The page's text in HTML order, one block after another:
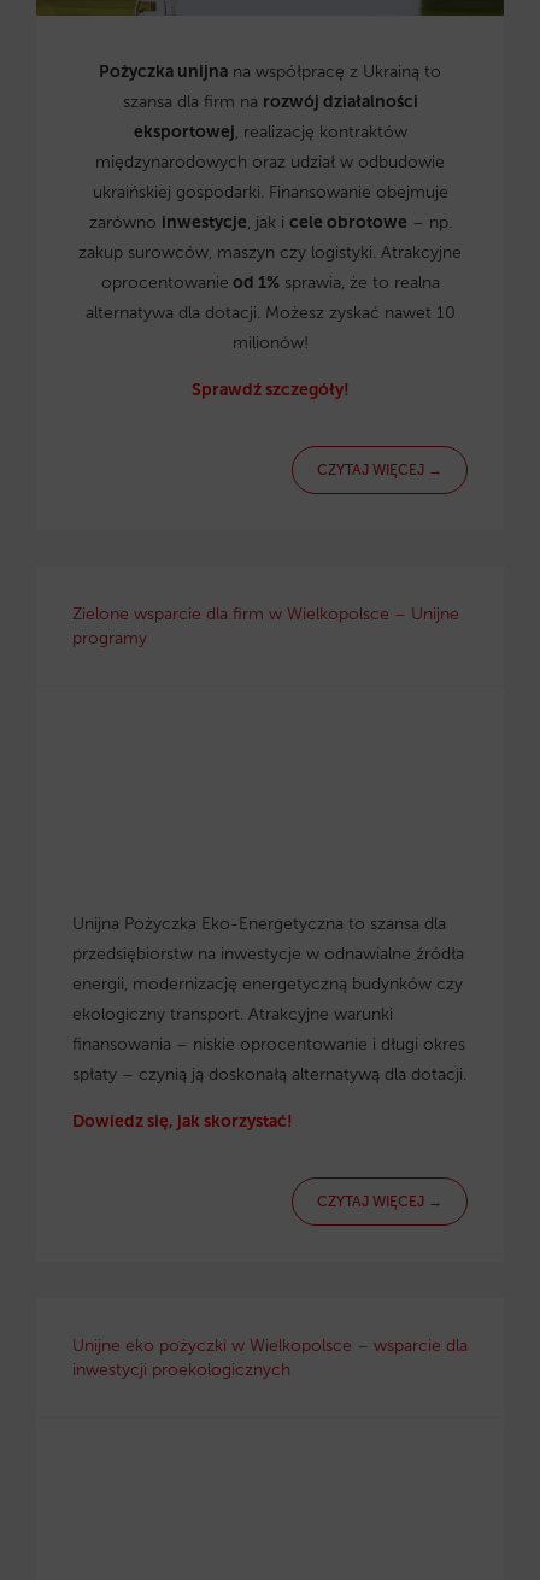
Pożyczka unijna na współpracę z Ukrainą to
szansa dla firm na rozwój działalności
eksportowej, realizację kontraktów
międzynarodowych oraz udział w odbudowie
ukraińskiej gospodarki. Finansowanie obejmuje
zarówno inwestycje, jak i cele obrotowe – np.
zakup surowców, maszyn czy logistyki. Atrakcyjne
oprocentowanie od 1%sprawia, że to realna
alternatywa dla dotacji. Możesz zyskać nawet 10
milionów!
Sprawdź szczegóły!
CZYTAJ WIĘCEJ →
Zielone wsparcie dla firm w Wielkopolsce – Unijne
programy
Unijna Pożyczka Eko-Energetyczna to szansa dla
przedsiębiorstw na inwestycje w odnawialne źródła
energii, modernizację energetyczną budynków czy
ekologiczny transport. Atrakcyjne warunki
finansowania – niskie oprocentowanie i długi okres
spłaty – czynią ją doskonałą alternatywą dla dotacji.
Dowiedz się, jak skorzystać!
CZYTAJ WIĘCEJ →
Unijne eko pożyczki w Wielkopolsce – wsparcie dla
inwestycji proekologicznych